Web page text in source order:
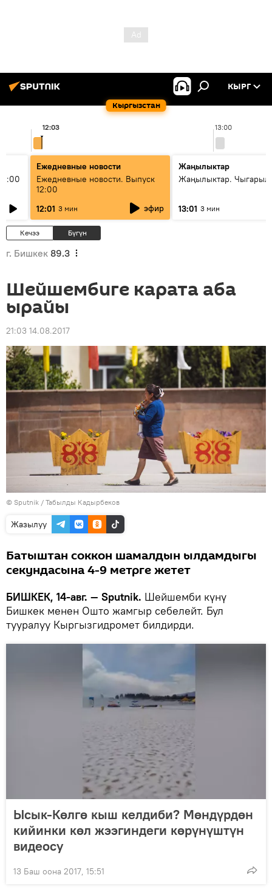
Кыргызстан
КЫРГ
13:00
12:03
Ежедневные новости
Ежедневные новости. Выпуск
12:00
12:01 3 мин эфир
Жаңылыктар
Жаңылыктар.
13:01 3 мин
Кечээ Бүгүн
г. Бишкек 89.3
Шейшембиге карата аба
ырайы
21:03 14.08.2017
© Sputnik / Табылды Кадырбеков
Жазылуу
Батыштан соккон шамалдын ылдамдыгы
секундасына 4-9 метрге жетет
БИШКЕК, 14-авг. — Sputnik. Шейшемби күнү
Бишкек менен Ошто жамгыр себелейт. Бул
тууралуу Кыргызгидромет билдирди.
Ысык-Көлгө кыш келдиби? Мөндүрдөн
кийинки көл жээгиндеги көрүнүштүн
видеосу
13 Баш оона 2017, 15:51